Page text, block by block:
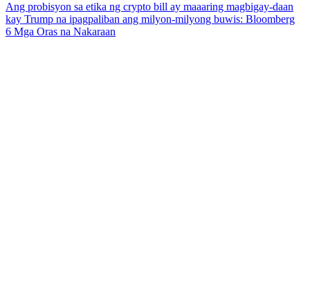
Ang probisyon sa etika ng crypto bill ay maaaring magbigay-daan
kay Trump na ipagpaliban ang milyon-milyong buwis: Bloomberg
6 Mga Oras na Nakaraan